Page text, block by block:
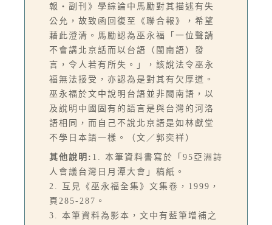
報・副刊》學綜論中馬勵對其描述有失
公允，故致函回復至《聯合報》，希望
藉此澄清。馬勵認為巫永福「一位聲請
不會講北京話而以台語（閩南語）發
言，令人若有所失。」，該說法令巫永
福無法接受，亦認為是對其有欠厚道。
巫永福於文中說明台語並非閩南語，以
及說明中國固有的語言是與台灣的河洛
語相同，而自己不說北京語是如林獻堂
不學日本語一樣。（文／郭奕祥）
其他說明: 1. 本筆資料書寫於「95亞洲詩
人會議台灣日月潭大會」稿紙。
2. 互見《巫永福全集》文集卷，1999，
頁285-287。
3. 本筆資料為影本，文中有藍筆增補之